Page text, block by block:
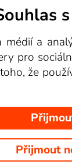
médií a
pro
že
Přijmout